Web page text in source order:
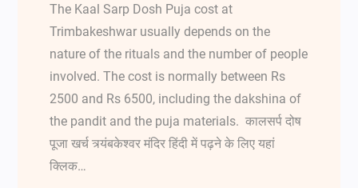
The Kaal Sarp Dosh Puja cost at
Trimbakeshwar usually depends on the
nature of the rituals and the number of people
involved. The cost is normally between Rs
2500 and Rs 6500, including the dakshina of
the pandit and the puja materials. कालसर्प दोष
पूजा खर्च त्र्यंबकेश्वर मंदिर हिंदी में पढ़ने के लिए यहां
क्लिक…